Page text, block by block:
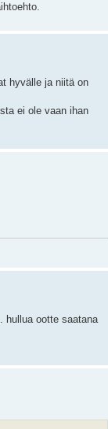
hyvälle ja niitä on
ei ole vaan ihan
hullua ootte saatana